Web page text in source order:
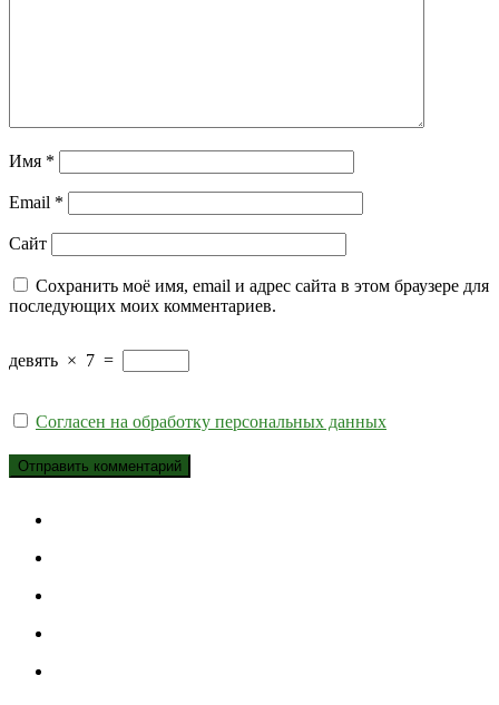
Имя *
Email *
Сайт
Сохранить моё имя, email и адрес сайта в этом браузере для
последующих моих комментариев.
девять × 7 =
Согласен на обработку персональных данных